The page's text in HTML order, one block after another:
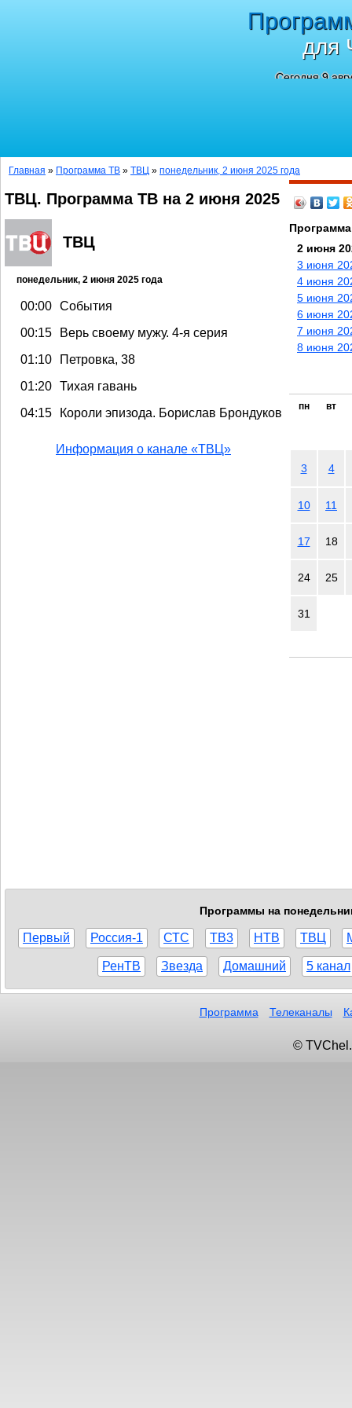
для
Сегодня 9
Главная » Программа ТВ » ТВЦ » понедельник, 2 июня 2025 года
ТВЦ. Программа ТВ на 2 июня 2025
ТВЦ
понедельник, 2 июня 2025 года
00:00 События
00:15
Верь своему мужу. 4-я серия
01:10
Петровка, 38
01:20 Тихая гавань
04:15
Короли эпизода. Борислав Брондуков
Информация о канале «ТВЦ»
2 июня
3 июня
4 июня
5 июня
6 июня
7 июня
8 июня
пн вт
3 4
10 11
17 18
24 25
31
Программы на
Первый Россия-1 СТС ТВ3 НТВ ТВЦ
РенТВ Звезда Домашний 5 канал
Программа Телеканалы
©